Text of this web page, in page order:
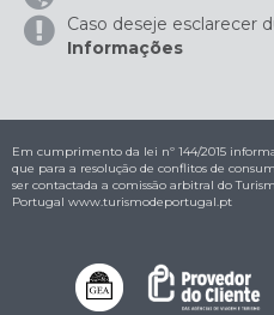
Caso deseje esclarecer
Informações
Em cumprimento da lei nº 144/2015
que para a resolução de conflitos de
ser contactada a comissão arbitral do
Portugal www.turismodeportugal.pt